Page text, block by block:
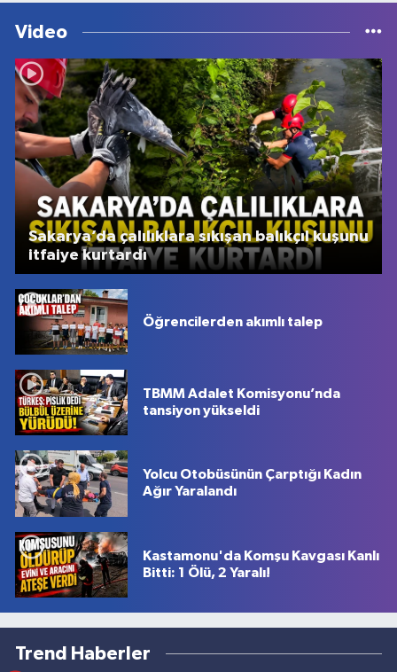
Video
Sakarya’da çalılıklara sıkışan balıkçıl kuşunu
itfaiye kurtardı
Öğrencilerden akımlı talep
TBMM Adalet Komisyonu’nda
tansiyon yükseldi
Yolcu Otobüsünün Çarptığı Kadın
Ağır Yaralandı
Kastamonu'da Komşu Kavgası Kanlı
Bitti: 1 Ölü, 2 Yaralı!
Trend Haberler